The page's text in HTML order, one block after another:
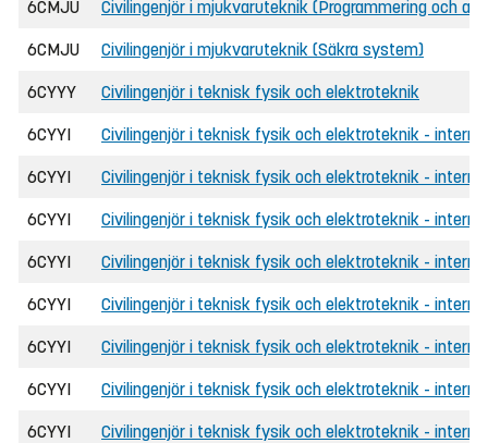
6CMJU Civilingenjör i mjukvaruteknik (Programmering och
6CMJU Civilingenjör i mjukvaruteknik (Säkra system)
6CYYY Civilingenjör i teknisk fysik och elektroteknik
6CYYI Civilingenjör i teknisk fysik och elektroteknik -
6CYYI Civilingenjör i teknisk fysik och elektroteknik -
6CYYI Civilingenjör i teknisk fysik och elektroteknik -
6CYYI Civilingenjör i teknisk fysik och elektroteknik -
6CYYI Civilingenjör i teknisk fysik och elektroteknik -
6CYYI Civilingenjör i teknisk fysik och elektroteknik -
6CYYI Civilingenjör i teknisk fysik och elektroteknik -
6CYYI Civilingenjör i teknisk fysik och elektroteknik -